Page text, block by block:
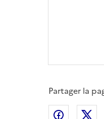
Partager la